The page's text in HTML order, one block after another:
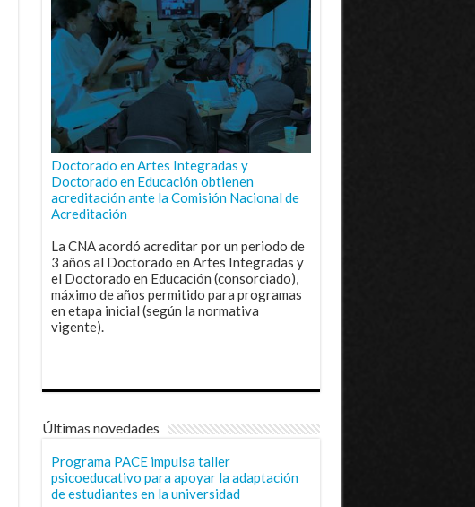
Doctorado en Artes Integradas y
Doctorado en Educación obtienen
acreditación ante la Comisión Nacional de
Acreditación
La CNA acordó acreditar por un periodo de
3 años al Doctorado en Artes Integradas y
el Doctorado en Educación (consorciado),
máximo de años permitido para programas
en etapa inicial (según la normativa
vigente).
Últimas novedades
Programa PACE impulsa taller
psicoeducativo para apoyar la adaptación
de estudiantes en la universidad